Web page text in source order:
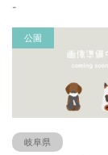
-
公園
岐阜県